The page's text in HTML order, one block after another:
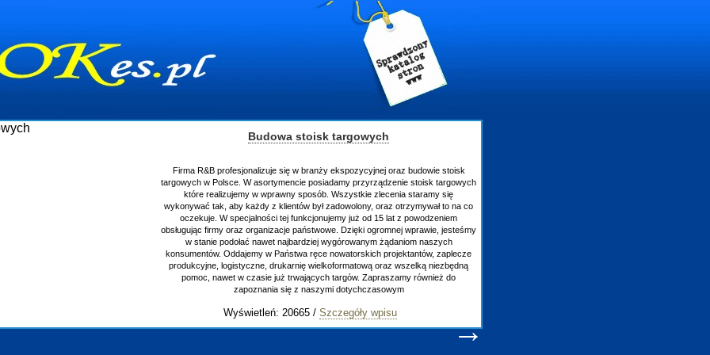
Budowa stoisk targowych
Firma R&B profesjonalizuje się w branży ekspozycyjnej oraz budowie stoisk
targowych w Polsce. W asortymencie posiadamy przyrządzenie stoisk targowych
które realizujemy w wprawny sposób. Wszystkie zlecenia staramy się
wykonywać tak, aby każdy z klientów był zadowolony, oraz otrzymywał to na co
oczekuje. W specjalności tej funkcjonujemy już od 15 lat z powodzeniem
obsługując firmy oraz organizacje państwowe. Dzięki ogromnej wprawie, jesteśmy
w stanie podołać nawet najbardziej wygórowanym żądaniom naszych
konsumentów. Oddajemy w Państwa ręce nowatorskich projektantów, zaplecze
produkcyjne, logistyczne, drukarnię wielkoformatową oraz wszelką niezbędną
pomoc, nawet w czasie już trwających targów. Zapraszamy również do
zapoznania się z naszymi dotychczasowym
Wyświetleń: 20665 / Szczegóły wpisu
→